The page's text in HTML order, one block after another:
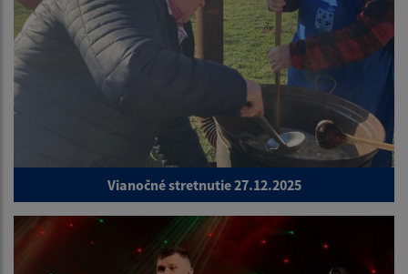
Vianočné stretnutie 27.12.2025